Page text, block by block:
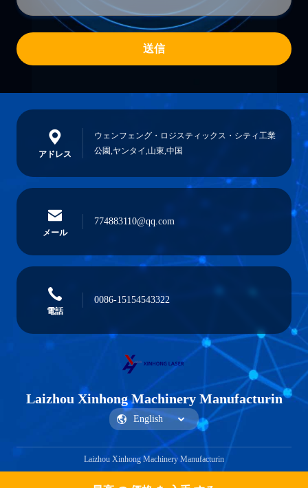
送信
アドレス
ウェンフェング・ロジスティックス・シティ工業
公園,ヤンタイ,山東,中国
メール
774883110@qq.com
電話
0086-15154543322
Laizhou Xinhong Machinery Manufacturin
Laizhou Xinhong Machinery Manufacturin